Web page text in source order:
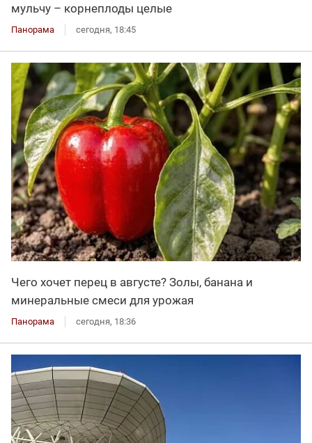
мульчу – корнеплоды целые
Панорама сегодня, 18:45
Чего хочет перец в августе? Золы, банана и
минеральные смеси для урожая
Панорама сегодня, 18:36